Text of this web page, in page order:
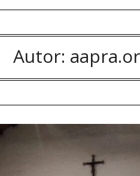
Autor: